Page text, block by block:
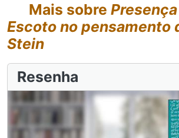
Mais sobre
Escoto no pensamento
Stein
Resenha